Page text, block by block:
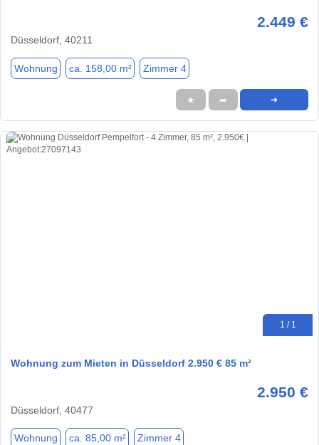
2.449 €
Düsseldorf, 40211
Wohnung ca. 158,00 m² Zimmer 4
★ ➦ ➜
1 / 1
Wohnung zum Mieten in Düsseldorf 2.950 € 85 m²
2.950 €
Düsseldorf, 40477
Wohnung ca. 85,00 m² Zimmer 4